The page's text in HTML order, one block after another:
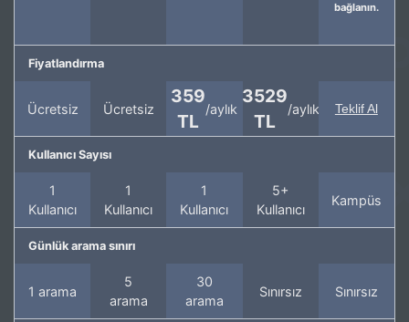
bağlanın.
Fiyatlandırma
Ücretsiz Ücretsiz
359
TL
/aylık
3529
TL
/aylık Teklif Al
Kullanıcı Sayısı
1
Kullanıcı
1
Kullanıcı
1
Kullanıcı
5+
Kullanıcı
Kampüs
Günlük arama sınırı
1 arama
5
arama
30
arama
Sınırsız Sınırsız